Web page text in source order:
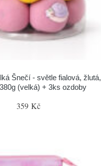
Šnečí - světle fialová, žlutá,
(velká) + 3ks ozdoby
359 Kč